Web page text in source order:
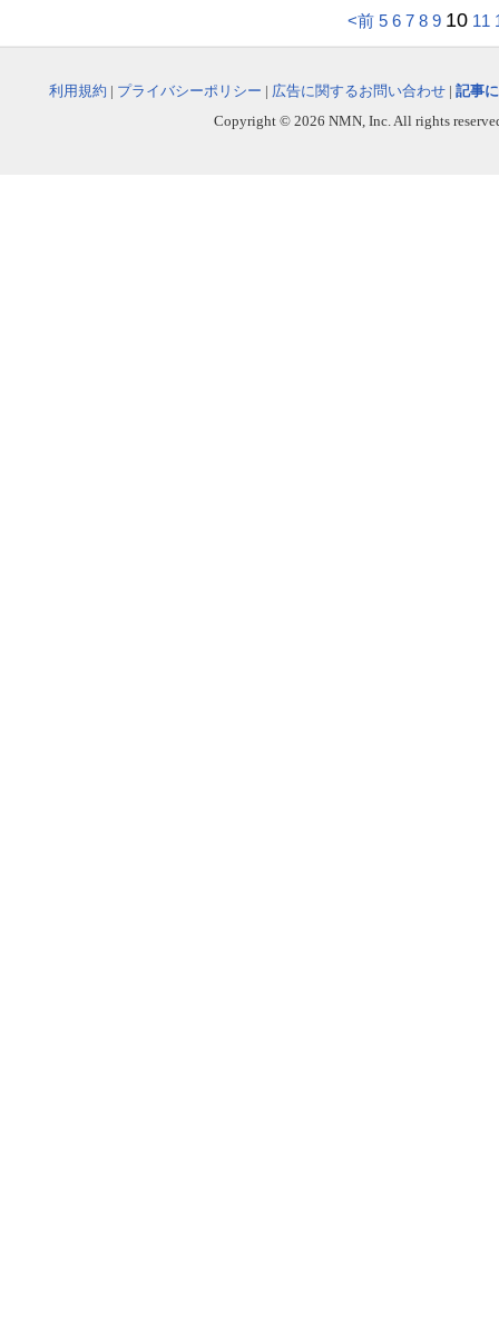
<前 5 6 7 8 9 10 11
利用規約 | プライバシーポリシー | 広告に関するお問い合わせ | 記事
Copyright © 2026 NMN, Inc. All rights